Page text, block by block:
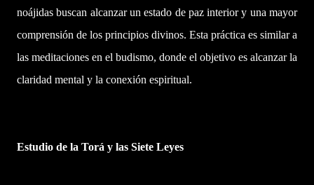
noájidas buscan alcanzar un estado de paz interior y una mayor
comprensión de los principios divinos. Esta práctica es similar a
las meditaciones en el budismo, donde el objetivo es alcanzar la
claridad mental y la conexión espiritual.
Estudio de la Torá y las Siete Leyes